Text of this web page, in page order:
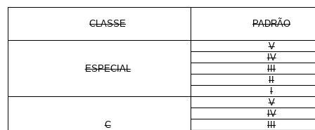
CLASSE PADRÃO
ESPECIAL
V
IV
III
II
I
C
V
IV
III